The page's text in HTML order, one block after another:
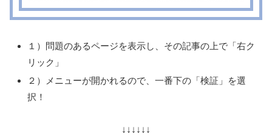
１）問題のあるページを表示し、その記事の上で「右ク
リック」
２）メニューが開かれるので、一番下の「検証」を選
択！
↓↓↓↓↓↓